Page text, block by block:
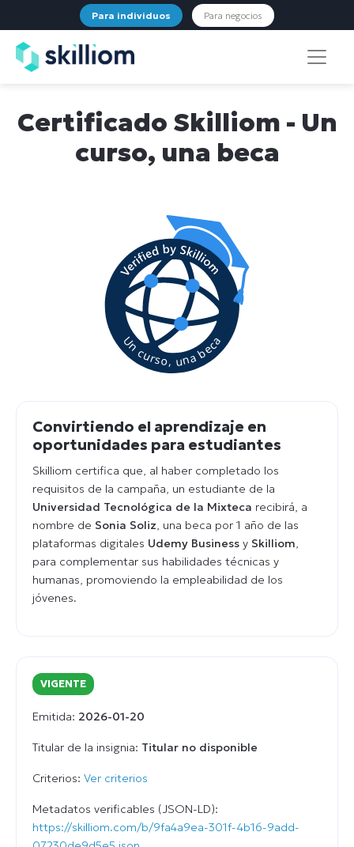
Para individuos Para negocios
Certificado Skilliom - Un
curso, una beca
Convirtiendo el aprendizaje en
oportunidades para estudiantes
Skilliom certifica que, al haber completado los
requisitos de la campaña, un estudiante de la
Universidad Tecnológica de la Mixteca recibirá, a
nombre de Sonia Soliz , una beca por 1 año de las
plataformas digitales Udemy Business y Skilliom
para complementar sus habilidades técnicas y
humanas, promoviendo la empleabilidad de los
jóvenes.
VIGENTE
Emitida: 2026-01-20
Titular de la insignia: Titular no disponible
Criterios: Ver criterios
Metadatos verificables (JSON-LD):
https://skilliom.com/b/9fa4a9ea-301f-4b16-9add-